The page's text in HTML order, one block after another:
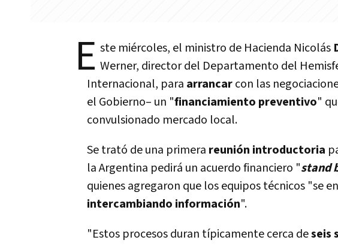
E ste miércoles, el ministro de Hacienda Nicolás
Werner, director del Departamento del
Internacional, para arrancarcon las
el Gobierno– un "financiamiento preventivo"
convulsionado mercado local.
Se trató de una primera reunión introductoria
la Argentina pedirá un acuerdo financiero "stand
quienes agregaron que los equipos técnicos "se
intercambiando información".
"Estos procesos duran tí­picamente cerca deseis